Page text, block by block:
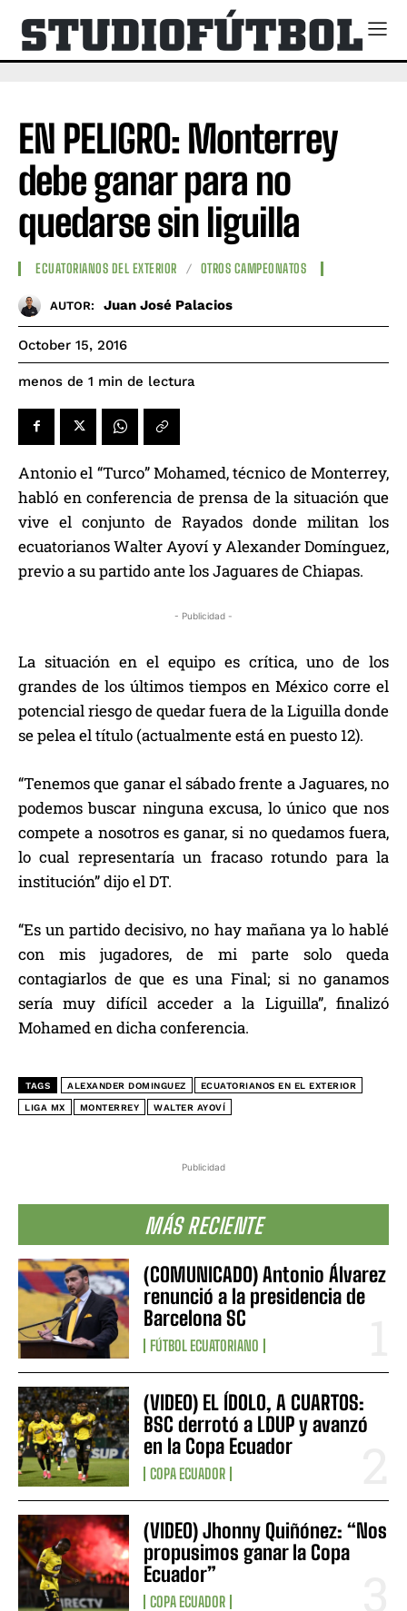
Publicidad
MÁS RECIENTE
(COMUNICADO) Antonio Álvarez
renunció a la presidencia de
Barcelona SC
FÚTBOL ECUATORIANO
(VIDEO) EL ÍDOLO, A CUARTOS:
BSC derrotó a LDUP y avanzó
en la Copa Ecuador
COPA ECUADOR
(VIDEO) Jhonny Quiñónez: “Nos
propusimos ganar la Copa
Ecuador”
COPA ECUADOR
EN PELIGRO: Monterrey
debe ganar para no
quedarse sin liguilla
ECUATORIANOS DEL EXTERIOR OTROS CAMPEONATOS
AUTOR: Juan José Palacios
October 15, 2016
menos de 1 min de lectura
Antonio el “Turco” Mohamed, técnico de Monterrey,
habló en conferencia de prensa de la situación que
vive el conjunto de Rayados donde militan los
ecuatorianos Walter Ayoví y Alexander Domínguez,
previo a su partido ante los Jaguares de Chiapas.
- Publicidad -
La situación en el equipo es crítica, uno de los
grandes de los últimos tiempos en México corre el
potencial riesgo de quedar fuera de la Liguilla donde
se pelea el título (actualmente está en puesto 12).
“Tenemos que ganar el sábado frente a Jaguares, no
podemos buscar ninguna excusa, lo único que nos
compete a nosotros es ganar, si no quedamos fuera,
lo cual representaría un fracaso rotundo para la
institución” dijo el DT.
“Es un partido decisivo, no hay mañana ya lo hablé
con mis jugadores, de mi parte solo queda
contagiarlos de que es una Final; si no ganamos
sería muy difícil acceder a la Liguilla”, finalizó
Mohamed en dicha conferencia.
TAGS ALEXANDER DOMINGUEZ ECUATORIANOS EN EL EXTERIOR
LIGA MX MONTERREY WALTER AYOVÍ